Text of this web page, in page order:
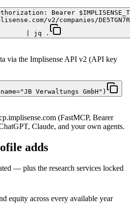
Bearer
v2/companies/
| jq .
via the Implisense API v2 (API key
Verwaltungs GmbH")
(FastMCP, Bearer
Claude, and your own agents.
adds
— plus the research services locked
equity across every available year